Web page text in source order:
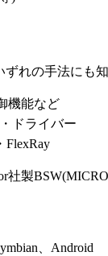
れの手法にも
機能など
ドライバー
FlexRay
社製
、Android